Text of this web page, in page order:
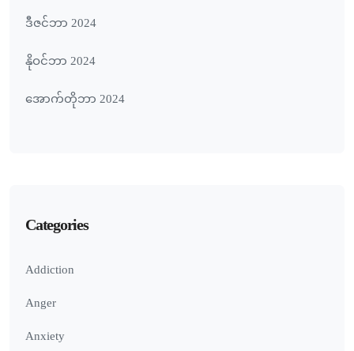
ဒီဇင်ဘာ 2024
နိုဝင်ဘာ 2024
အောက်တိုဘာ 2024
Categories
Addiction
Anger
Anxiety